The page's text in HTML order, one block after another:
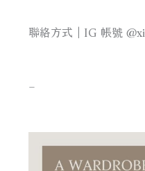
聯絡方式｜IG 帳號
–